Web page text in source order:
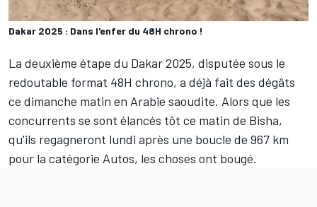
Dakar 2025 : Dans l'enfer du 48H chrono !
La deuxième étape du Dakar 2025, disputée sous le
redoutable format 48H chrono, a déjà fait des dégâts
ce dimanche matin en Arabie saoudite. Alors que les
concurrents se sont élancés tôt ce matin de Bisha,
qu'ils regagneront lundi après une boucle de 967 km
pour la catégorie Autos, les choses ont bougé.